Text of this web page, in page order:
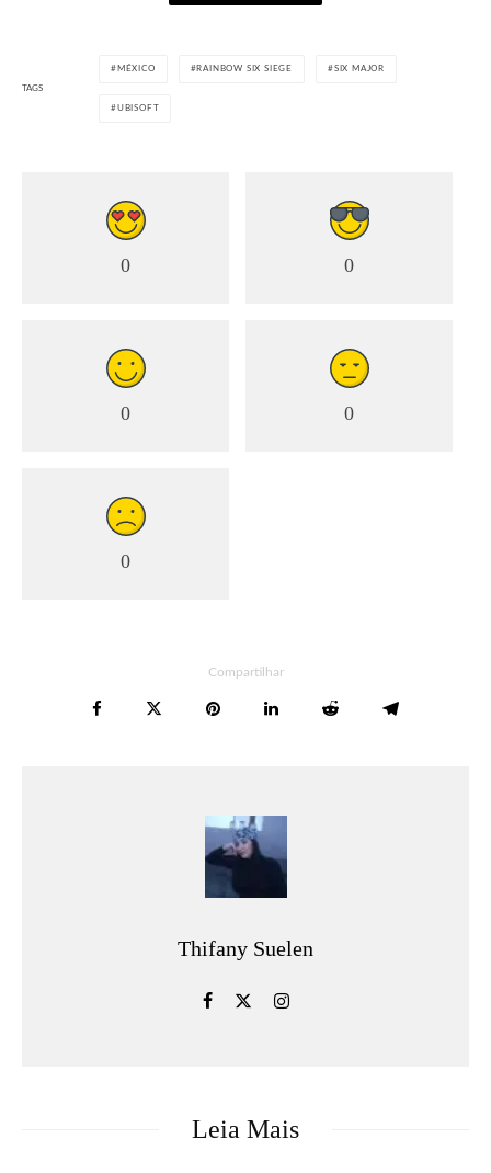
TAGS
MÉXICO RAINBOW SIX SIEGE SIX MAJOR
UBISOFT
0 0
0 0
0
Compartilhar
Thifany Suelen
Leia Mais